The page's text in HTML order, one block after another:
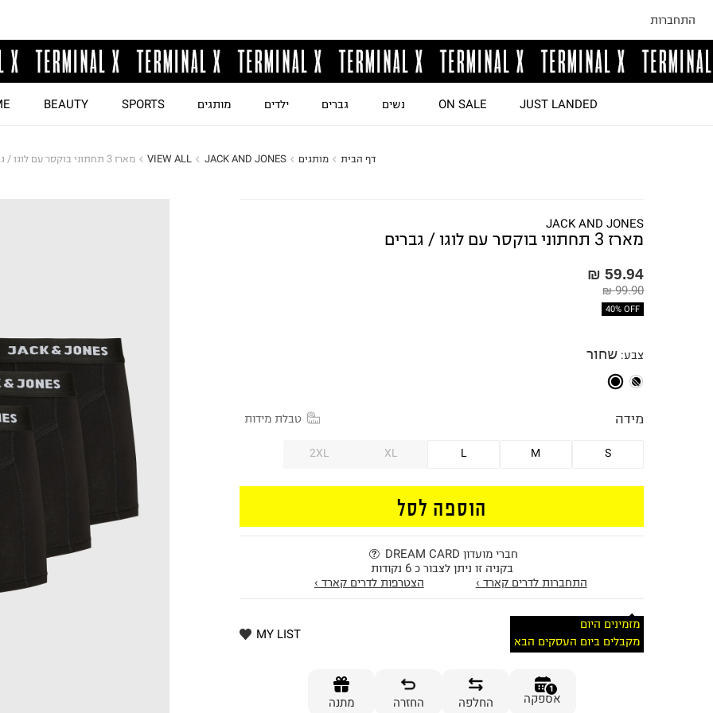
התחברות
JUST LANDED
ON SALE נשים גברים ילדים מותגים SPORTS
BEAUTY
דף הבית מותגים JACK AND JONES
VIEW ALL מארז 3 תחתוני בוקסר עם לוגו / גברים
JACK AND JONES
מארז 3 תחתוני בוקסר עם לוגו / גברים
59.94 ₪
99.90 ₪
40% OFF
צבע: שחור
מידה טבלת מידות
S
M
L
XL
2XL
הוספה לסל
חברי מועדון DREAM CARD
בקניה זו ניתן לצבור כ 6 נקודות
התחברות לדרים קארד ›
הצטרפות לדרים קארד ›
מזמינים היום
מקבלים ביום העסקים הבא
MY LIST
1
אספקה החלפה החזרה מתנה